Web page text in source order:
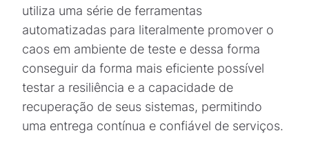
utiliza uma série de ferramentas
automatizadas para literalmente promover o
caos em ambiente de teste e dessa forma
conseguir da forma mais eficiente possível
testar a resiliência e a capacidade de
recuperação de seus sistemas, permitindo
uma entrega contínua e confiável de serviços.